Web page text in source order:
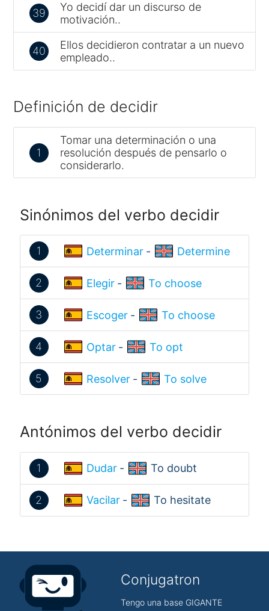
39
Yo decidí dar un discurso de
motivación..
40
Ellos decidieron contratar a un nuevo
empleado..
Definición de decidir
1
Tomar una determinación o una
resolución después de pensarlo o
considerarlo.
Sinónimos del verbo decidir
1 Determinar - Determine
2 Elegir - To choose
3 Escoger - To choose
4 Optar - To opt
5 Resolver - To solve
Antónimos del verbo decidir
1 Dudar - To doubt
2 Vacilar - To hesitate
Conjugatron
Tengo una base GIGANTE